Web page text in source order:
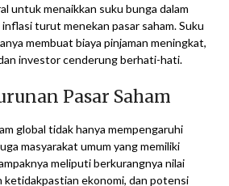
untuk menaikkan suku bunga dalam
turut menekan pasar saham. Suku
membuat biaya pinjaman meningkat,
investor cenderung berhati-hati.
Pasar Saham
global tidak hanya mempengaruhi
masyarakat umum yang memiliki
meliputi berkurangnya nilai
ketidakpastian ekonomi, dan potensi